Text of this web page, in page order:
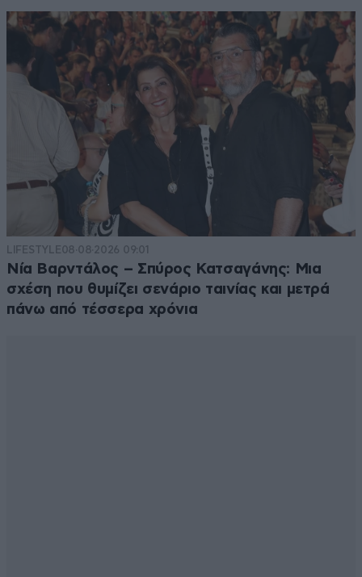
LIFESTYLE08·08·2026 09:01
Νία Βαρντάλος – Σπύρος Κατσαγάνης: Μια
σχέση που θυμίζει σενάριο ταινίας και μετρά
πάνω από τέσσερα χρόνια